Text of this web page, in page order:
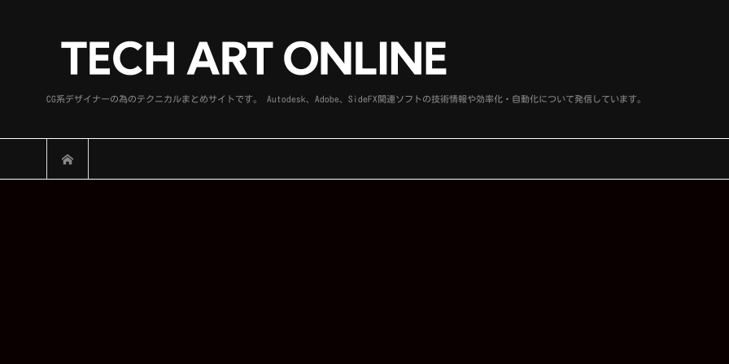
CG系デザイナーの為のテクニカルまとめサイトです。 Autodesk、Adobe、SideFX関連ソフトの技術情報や効率化・自動化について発信しています。